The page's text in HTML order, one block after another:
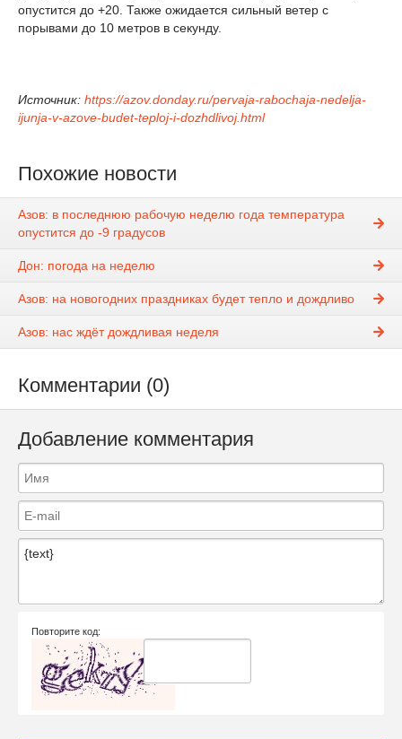
опустится до +20. Также ожидается сильный ветер с
порывами до 10 метров в секунду.
Источник: https://azov.donday.ru/pervaja-rabochaja-nedelja-
ijunja-v-azove-budet-teploj-i-dozhdlivoj.html
Похожие новости
Азов: в последнюю рабочую неделю года температура
опустится до -9 градусов
Дон: погода на неделю
Азов: на новогодних праздниках будет тепло и дождливо
Азов: нас ждёт дождливая неделя
Комментарии (0)
Добавление комментария
Повторите код: